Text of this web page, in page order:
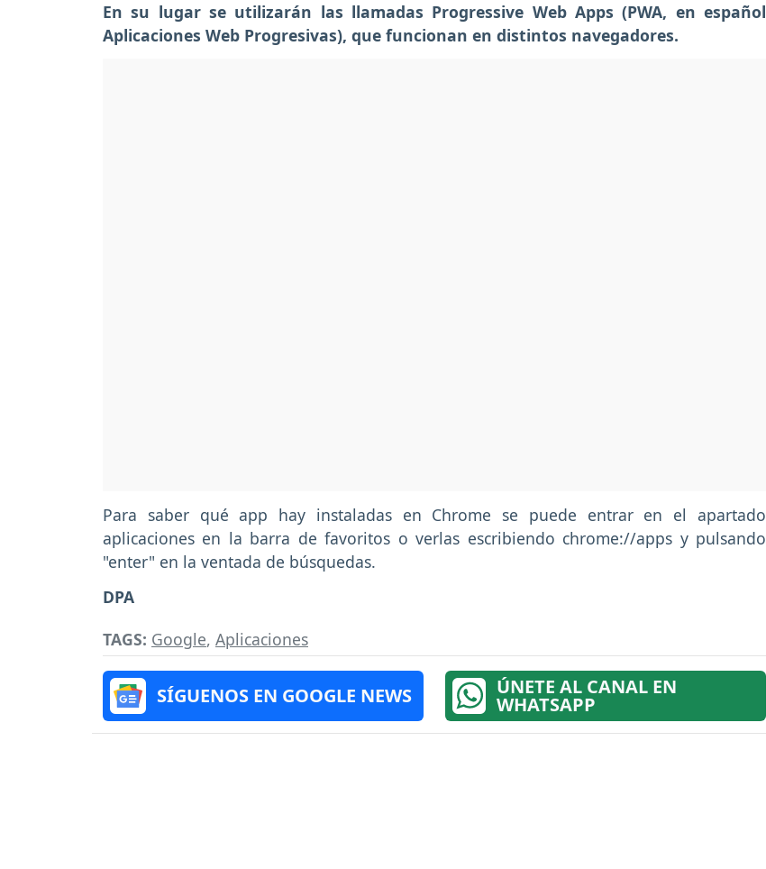
En su lugar se utilizarán las llamadas Progressive Web Apps (PWA, en español
Aplicaciones Web Progresivas), que funcionan en distintos navegadores.
Para saber qué app hay instaladas en Chrome se puede entrar en el apartado
aplicaciones en la barra de favoritos o verlas escribiendo chrome://apps y pulsando
"enter" en la ventada de búsquedas.
DPA
TAGS: Google, Aplicaciones
SÍGUENOS EN GOOGLE NEWS ÚNETE AL CANAL EN
WHATSAPP